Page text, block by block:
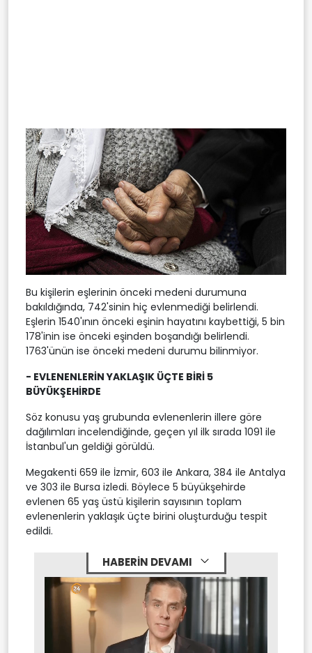
Bu kişilerin eşlerinin önceki medeni durumuna
bakıldığında, 742'sinin hiç evlenmediği belirlendi.
Eşlerin 1540'ının önceki eşinin hayatını kaybettiği, 5 bin
178'inin ise önceki eşinden boşandığı belirlendi.
1763'ünün ise önceki medeni durumu bilinmiyor.
- EVLENENLERİN YAKLAŞIK ÜÇTE BİRİ 5
BÜYÜKŞEHİRDE
Söz konusu yaş grubunda evlenenlerin illere göre
dağılımları incelendiğinde, geçen yıl ilk sırada 1091 ile
İstanbul'un geldiği görüldü.
Megakenti 659 ile İzmir, 603 ile Ankara, 384 ile Antalya
ve 303 ile Bursa izledi. Böylece 5 büyükşehirde
evlenen 65 yaş üstü kişilerin sayısının toplam
evlenenlerin yaklaşık üçte birini oluşturduğu tespit
edildi.
HABERİN DEVAMI